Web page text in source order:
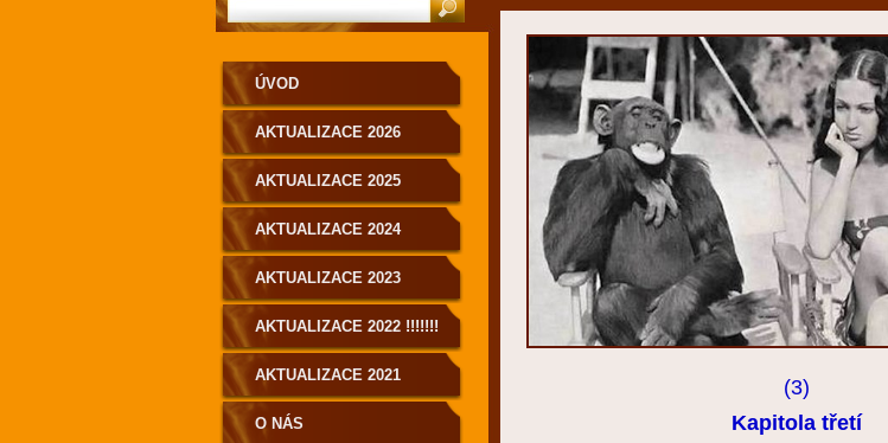
(3)
Kapitola třetí
ÚVOD
AKTUALIZACE 2026
AKTUALIZACE 2025
AKTUALIZACE 2024
AKTUALIZACE 2023
AKTUALIZACE 2022 !!!!!!!
AKTUALIZACE 2021
O NÁS